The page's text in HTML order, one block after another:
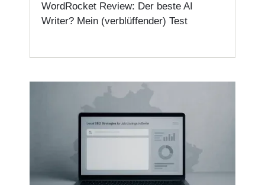
WordRocket Review: Der beste AI
Writer? Mein (verblüffender) Test